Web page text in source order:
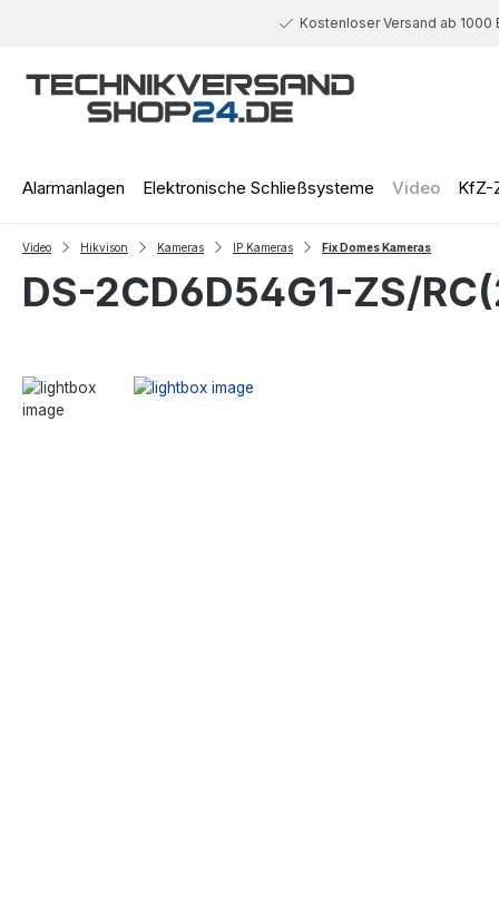
Kostenloser Versand ab 1000
Alarmanlagen Elektronische Schließsysteme Video KfZ-
Video Hikvison Kameras IP Kameras Fix Domes Kameras
DS-2CD6D54G1-ZS/